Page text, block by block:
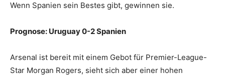
Wenn Spanien sein Bestes gibt, gewinnen sie.
Prognose: Uruguay 0-2 Spanien
Arsenal ist bereit mit einem Gebot für Premier-League-
Star Morgan Rogers, sieht sich aber einer hohen